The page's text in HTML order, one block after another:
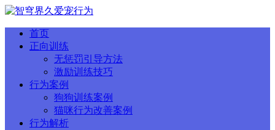
首页
正向训练
无惩罚引导方法
激励训练技巧
行为案例
狗狗训练案例
猫咪行为改善案例
行为解析